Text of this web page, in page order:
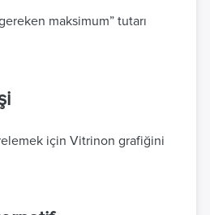
maksimum” tutarı
için Vitrinon grafiğini